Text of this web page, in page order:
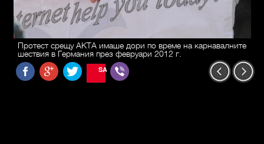
Протест срещу АКТА имаше дори по време на карнавалните
шествия в Германия през февруари 2012 г.
SAVE